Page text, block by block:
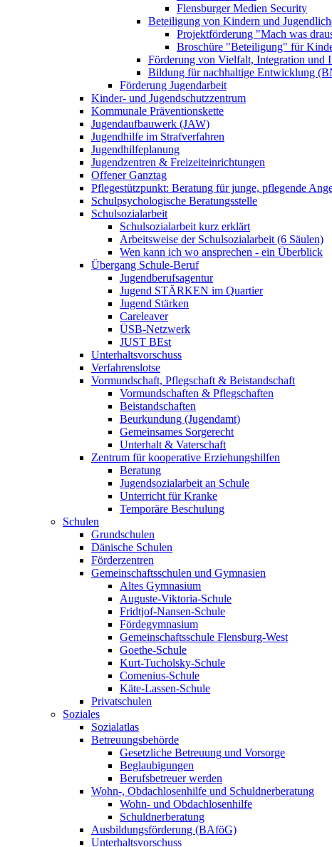
Flensburger Medien Security
Beteiligung von Kindern und
Projektförderung "Mach was
Broschüre "Beteiligung" für
Förderung von Vielfalt, Integration und
Bildung für nachhaltige Entwicklung
Förderung Jugendarbeit
Kinder- und Jugendschutzzentrum
Kommunale Präventionskette
Jugendaufbauwerk (JAW)
Jugendhilfe im Strafverfahren
Jugendhilfeplanung
Jugendzentren & Freizeiteinrichtungen
Offener Ganztag
Pflegestützpunkt: Beratung für junge, pflegende
Schulpsychologische Beratungsstelle
Schulsozialarbeit
Schulsozialarbeit kurz erklärt
Arbeitsweise der Schulsozialarbeit (6 Säulen)
Wen kann ich wo ansprechen - ein Überblick
Übergang Schule-Beruf
Jugendberufsagentur
Jugend STÄRKEN im Quartier
Jugend Stärken
Careleaver
ÜSB-Netzwerk
JUST BEst
Unterhaltsvorschuss
Verfahrenslotse
Vormundschaft, Pflegschaft & Beistandschaft
Vormundschaften & Pflegschaften
Beistandschaften
Beurkundung (Jugendamt)
Gemeinsames Sorgerecht
Unterhalt & Vaterschaft
Zentrum für kooperative Erziehungshilfen
Beratung
Jugendsozialarbeit an Schule
Unterricht für Kranke
Temporäre Beschulung
Schulen
Grundschulen
Dänische Schulen
Förderzentren
Gemeinschaftsschulen und Gymnasien
Altes Gymnasium
Auguste-Viktoria-Schule
Fridtjof-Nansen-Schule
Fördegymnasium
Gemeinschaftsschule Flensburg-West
Goethe-Schule
Kurt-Tucholsky-Schule
Comenius-Schule
Käte-Lassen-Schule
Privatschulen
Soziales
Sozialatlas
Betreuungsbehörde
Gesetzliche Betreuung und Vorsorge
Beglaubigungen
Berufsbetreuer werden
Wohn-, Obdachlosenhilfe und Schuldnerberatung
Wohn- und Obdachlosenhilfe
Schuldnerberatung
Ausbildungsförderung (BAföG)
Unterhaltsvorschuss